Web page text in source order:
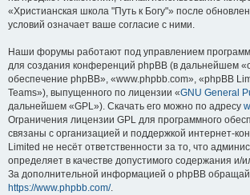
«Христианская школа "Путь к Богу"» после
условий означает ваше согласие с ними.
Наши форумы работают под управлением
для создания конференций phpBB (в дальнейшем
обеспечение phpBB», «www.phpbb.com», «phpBB
Teams»), выпущенного по лицензии «GNU General
дальнейшем «GPL»). Скачать его можно по адресу
Ограничения лицензии GPL для программного
связаны с организацией и поддержкой интернет-
Limited не несёт ответственности за то, что
определяет в качестве допустимого содержания и/
За дополнительной информацией о phpBB
https://www.phpbb.com/.